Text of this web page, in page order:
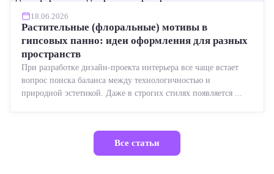
18.06.2026
Растительные (флоральные) мотивы в
гипсовых панно: идеи оформления для разных
пространств
При разработке дизайн-проекта интерьера все чаще встает
вопрос поиска баланса между технологичностью и
природной эстетикой. Даже в строгих стилях появляется ...
Все статьи